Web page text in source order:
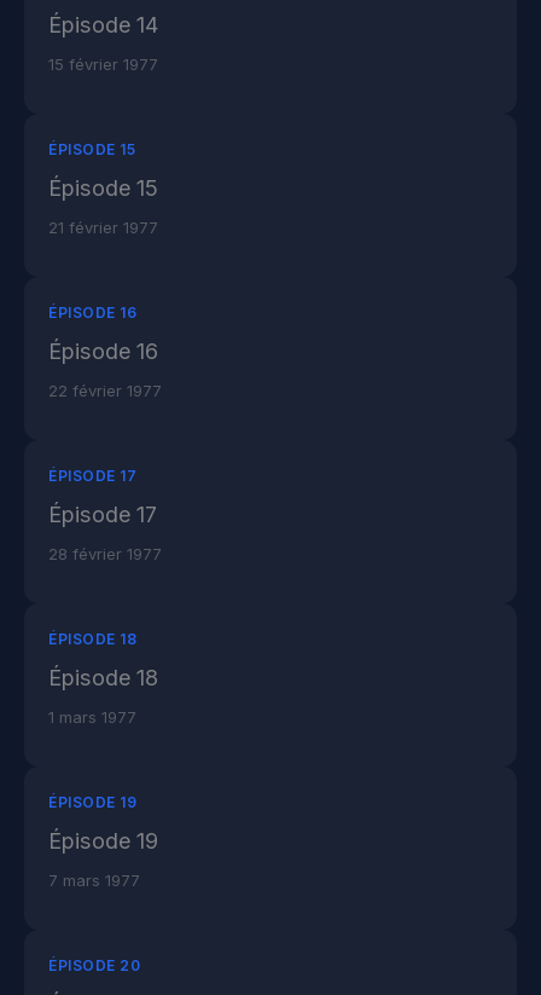
Épisode 14
15 février 1977
ÉPISODE 15
Épisode 15
21 février 1977
ÉPISODE 16
Épisode 16
22 février 1977
ÉPISODE 17
Épisode 17
28 février 1977
ÉPISODE 18
Épisode 18
1 mars 1977
ÉPISODE 19
Épisode 19
7 mars 1977
ÉPISODE 20